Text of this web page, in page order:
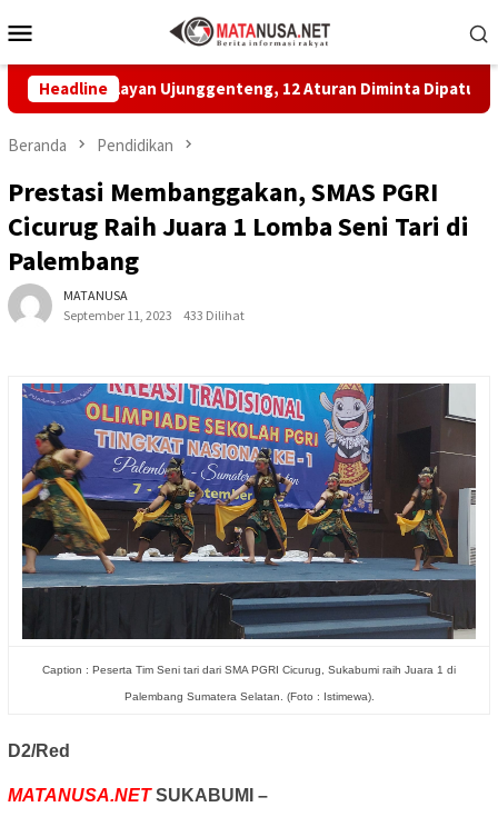
ke
Mobile
Headline
Nelayan Ujunggenteng, 12 Aturan Diminta Dipatuhi
Beranda Pendidikan
Prestasi Membanggakan, SMAS PGRI
Cicurug Raih Juara 1 Lomba Seni Tari di
Palembang
MATANUSA
September 11, 2023
433 Dilihat
Caption : Peserta Tim Seni tari dari SMA PGRI Cicurug, Sukabumi raih Juara 1 di
Palembang Sumatera Selatan. (Foto : Istimewa).
D2/Red
MATANUSA.NETSUKABUMI –